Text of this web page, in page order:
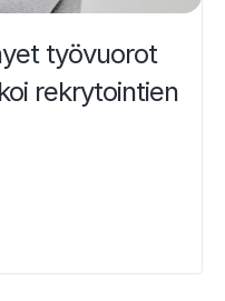
työvuorot
rekrytointien